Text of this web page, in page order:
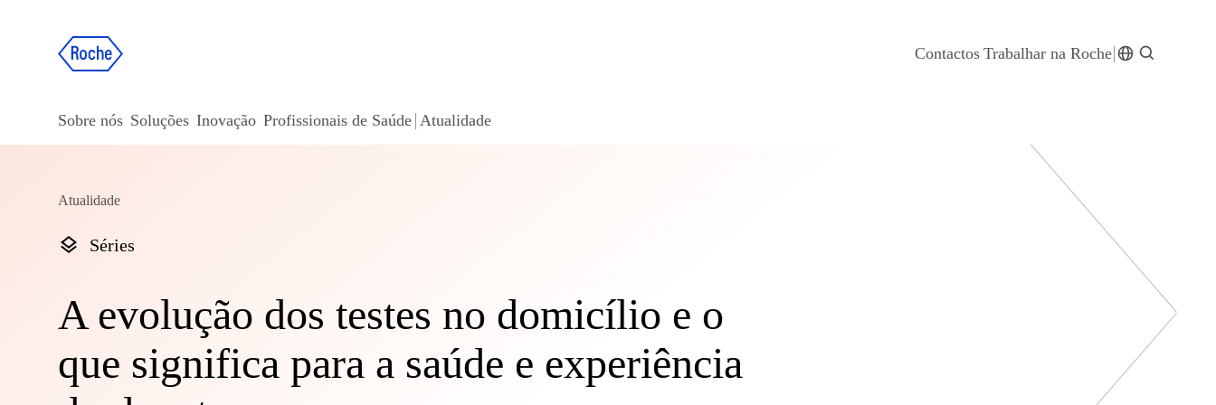
Contactos Trabalhar na Roche
Sobre nós Soluções Inovação Profissionais de Saúde Atualidade
Atualidade
Séries
A evolução dos testes no domicílio e o
que significa para a saúde e experiência